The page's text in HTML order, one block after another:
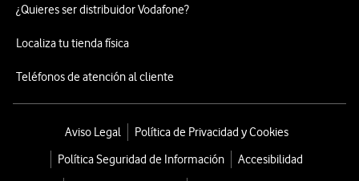
¿Quieres ser distribuidor Vodafone?
Localiza tu tienda física
Teléfonos de atención al cliente
Aviso Legal
Política de Privacidad y Cookies
Política Seguridad de Información
Accesibilidad